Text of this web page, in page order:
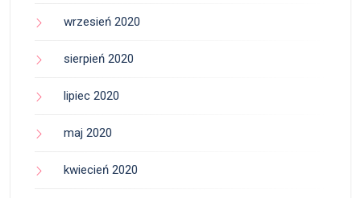
wrzesień 2020
sierpień 2020
lipiec 2020
maj 2020
kwiecień 2020